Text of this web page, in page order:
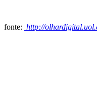
fonte: http://